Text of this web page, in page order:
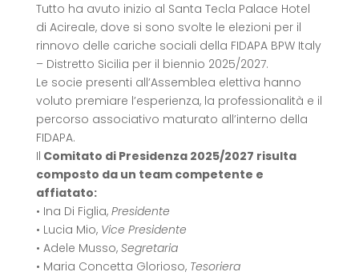
Tutto ha avuto inizio al Santa Tecla Palace Hotel
di Acireale, dove si sono svolte le elezioni per il
rinnovo delle cariche sociali della FIDAPA BPW Italy
– Distretto Sicilia per il biennio 2025/2027.
Le socie presenti all’Assemblea elettiva hanno
voluto premiare l’esperienza, la professionalità e il
percorso associativo maturato all’interno della
FIDAPA.
Il Comitato di Presidenza 2025/2027 risulta
composto da un team competente e
affiatato:
• Ina Di Figlia, Presidente
• Lucia Mio, Vice Presidente
• Adele Musso, Segretaria
• Maria Concetta Glorioso,Tesoriera